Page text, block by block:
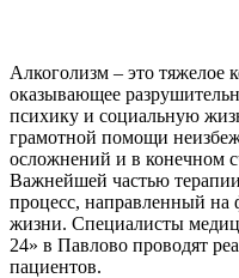
Алкоголизм – это тяжелое
оказывающее
психику и социальную
грамотной помощи
осложнений и в конечном
Важнейшей частью
процесс, направленный на
жизни. Специалисты
24» в Павлово проводят
пациентов.